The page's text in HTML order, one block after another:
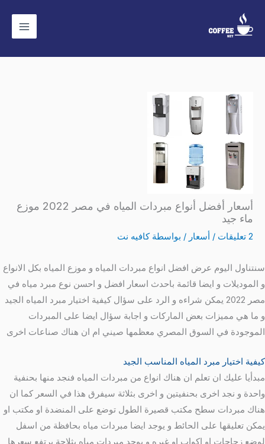
المحتوى
أسعار أفضل أنواع مبردات المياه في مصر 2022 موزع
ماء جيد
2 تعليقات / أسعار / بواسطة كافيه نت
سنتناول اليوم عرض افضل انواع مبردات المياه و موزع المياه بكل الانواع
و الموديلات و ايضا قائمة باحدث اسعار افضل و احسن نوع مبرد مياه في
مصر 2022 يمكن شراءه و الرد على سؤال كيفية اختيار مبرد المياه الجيد
و ما هي مميزات بعض الماركات و اجابة سؤال ايضا على المبردات
الموجودة في السوق المصري معظمها صيني ام ان هناك صناعات اخرى
كيفية اختيار مبرد المياه المناسب الجيد
مبدأيا عليك ان تعلم ان هناك انواع من مبردات المياه فنجد منها بحنفية
واحدة و نجد اخرى بحنفيتين و اخرى بثلاثة سيفرق هذا في السعر كما ان
هناك مبردات سطح مكتب قصيرة الطول توضع على المنضدة او مكتب او
يمكن تعليقها على الحائط و يوجد ايضا مبردات مياه بحافظة من اسفل
لوضع زجاجات او اكواب او غيره و يوجد مبردات مياه بثلاجة يرتفع سعرها